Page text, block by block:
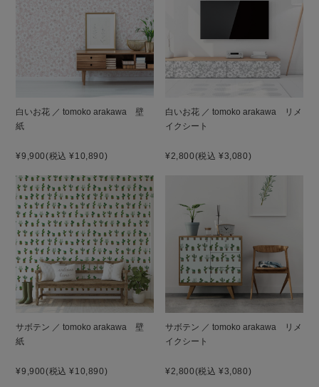
白いお花 ／ tomoko arakawa 壁
紙
¥9,900(税込 ¥10,890)
白いお花 ／ tomoko arakawa リメ
イクシート
¥2,800(税込 ¥3,080)
サボテン ／ tomoko arakawa 壁
紙
¥9,900(税込 ¥10,890)
サボテン ／ tomoko arakawa リメ
イクシート
¥2,800(税込 ¥3,080)